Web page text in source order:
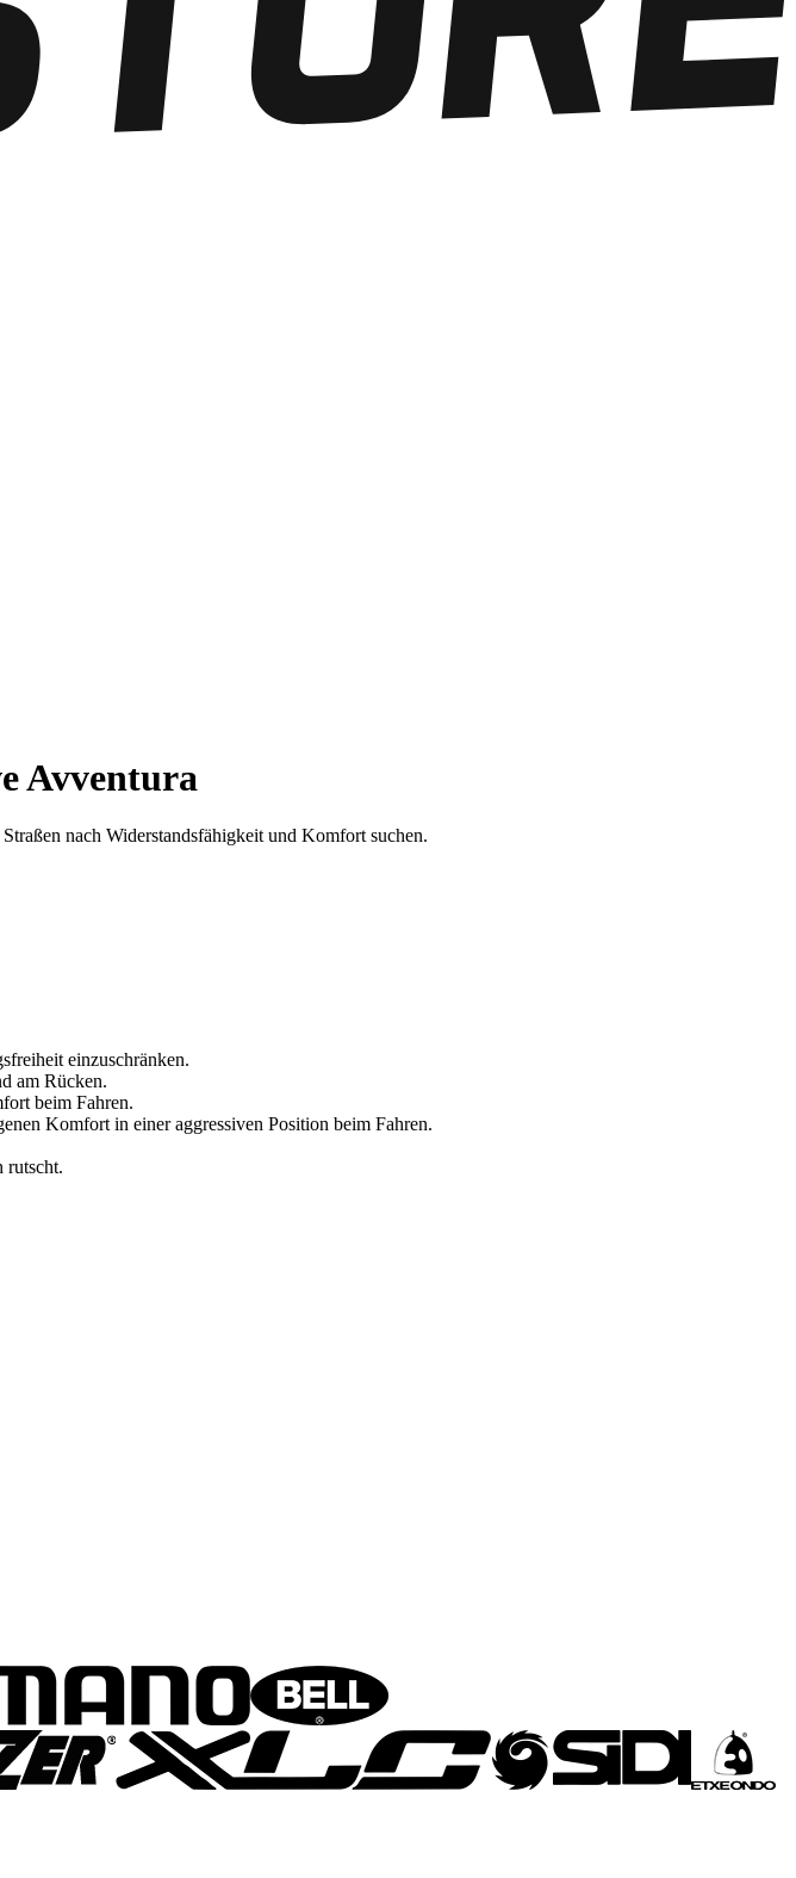
Avventura
nach Widerstandsfähigkeit und Komfort suchen.
einzuschränken.
am Rücken.
beim Fahren.
Komfort in einer aggressiven Position beim Fahren.
rutscht.